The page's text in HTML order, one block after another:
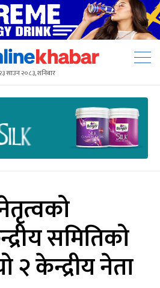
साउन २०८३, शनिबार
समितिको
२ केन्द्रीय नेता